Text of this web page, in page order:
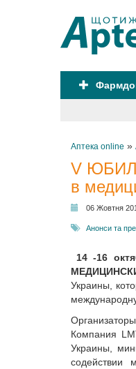
Аптека online »
V
в
06 Жовтня
Анонси та
14 -16
Украины,
Компания
Украины,
содействии